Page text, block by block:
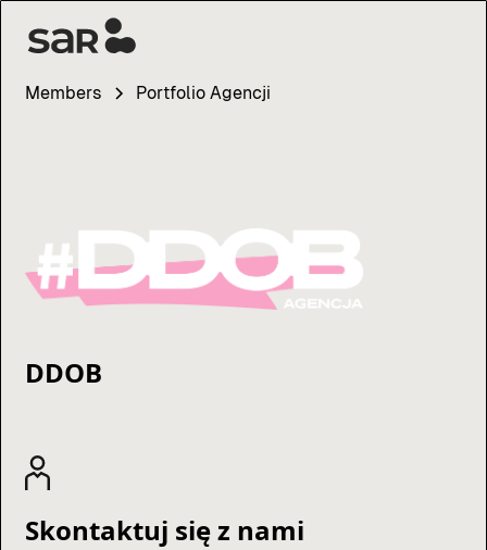
Members Portfolio Agencji
DDOB
Skontaktuj się z nami